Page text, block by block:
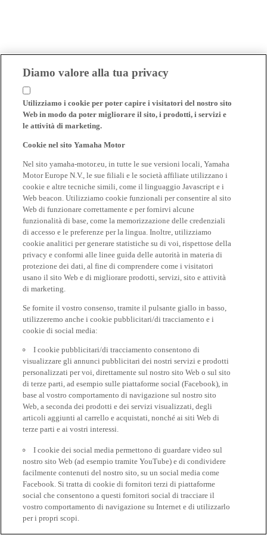
Diamo valore alla tua privacy
Utilizziamo i cookie per poter capire i visitatori del nostro sito
Web in modo da poter migliorare il sito, i prodotti, i servizi e
le attività di marketing.
Cookie nel sito Yamaha Motor
Nel sito yamaha-motor.eu, in tutte le sue versioni locali, Yamaha
Motor Europe N.V., le sue filiali e le società affiliate utilizzano i
cookie e altre tecniche simili, come il linguaggio Javascript e i
Web beacon. Utilizziamo cookie funzionali per consentire al sito
Web di funzionare correttamente e per fornirvi alcune
funzionalità di base, come la memorizzazione delle credenziali
di accesso e le preferenze per la lingua. Inoltre, utilizziamo
cookie analitici per generare statistiche su di voi, rispettose della
privacy e conformi alle linee guida delle autorità in materia di
protezione dei dati, al fine di comprendere come i visitatori
usano il sito Web e di migliorare prodotti, servizi, sito e attività
di marketing.
Se fornite il vostro consenso, tramite il pulsante giallo in basso,
utilizzeremo anche i cookie pubblicitari/di tracciamento e i
cookie di social media:
I cookie pubblicitari/di tracciamento consentono di
visualizzare gli annunci pubblicitari dei nostri servizi e prodotti
personalizzati per voi, direttamente sul nostro sito Web o sul sito
di terze parti, ad esempio sulle piattaforme social (Facebook), in
base al vostro comportamento di navigazione sul nostro sito
Web, a seconda dei prodotti e dei servizi visualizzati, degli
articoli aggiunti al carrello e acquistati, nonché ai siti Web di
terze parti e ai vostri interessi.
I cookie dei social media permettono di guardare video sul
nostro sito Web (ad esempio tramite YouTube) e di condividere
facilmente contenuti del nostro sito, su un social media come
Facebook. Si tratta di cookie di fornitori terzi di piattaforme
social che consentono a questi fornitori social di tracciare il
vostro comportamento di navigazione su Internet e di utilizzarlo
per i propri scopi.